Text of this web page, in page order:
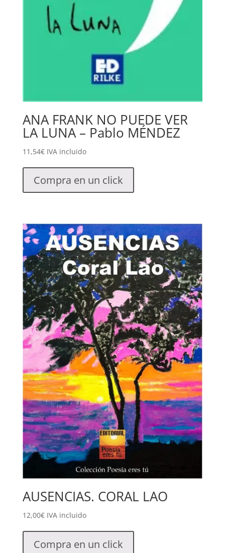
ANA FRANK NO PUEDE VER
LA LUNA – Pablo MÉNDEZ
11,54€ IVA incluido
Compra en un click
AUSENCIAS. CORAL LAO
12,00€ IVA incluido
Compra en un click